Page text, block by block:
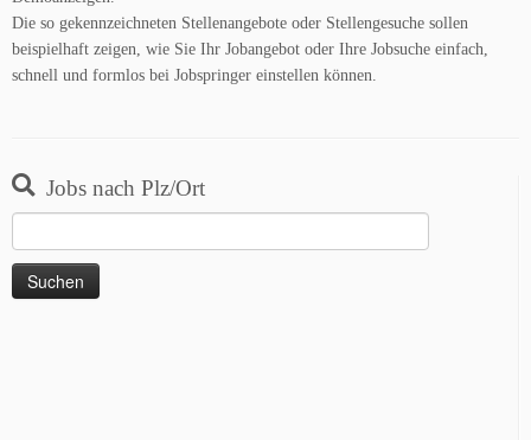
Die so gekennzeichneten Stellenangebote oder Stellengesuche sollen
beispielhaft zeigen, wie Sie Ihr Jobangebot oder Ihre Jobsuche einfach,
schnell und formlos bei Jobspringer einstellen können.
Jobs nach Plz/Ort
nach: